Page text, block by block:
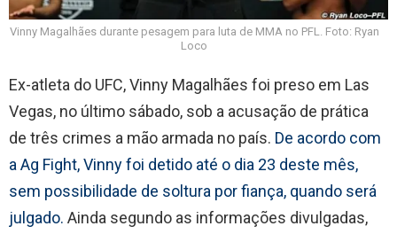
Vinny Magalhães durante pesagem para luta de MMA no PFL. Foto: Ryan
Loco
Ex-atleta do UFC, Vinny Magalhães foi preso em Las
Vegas, no último sábado, sob a acusação de prática
de três crimes a mão armada no país. De acordo com
a Ag Fight, Vinny foi detido até o dia 23 deste mês,
sem possibilidade de soltura por fiança, quando será
julgado. Ainda segundo as informações divulgadas,